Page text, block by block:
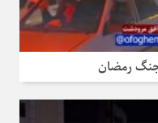
رمضان